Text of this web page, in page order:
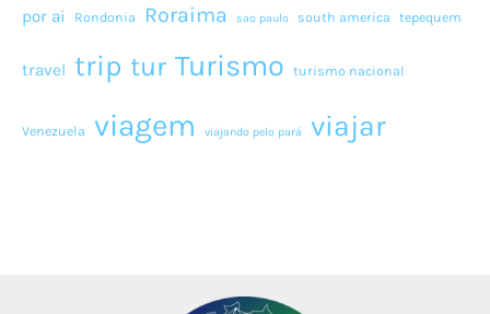
por ai Rondonia Roraima sao paulo south america tepequem
travel trip tur Turismo turismo nacional
Venezuela viagem viajando pelo pará viajar